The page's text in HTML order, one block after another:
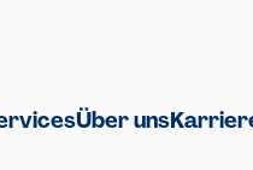
Über uns